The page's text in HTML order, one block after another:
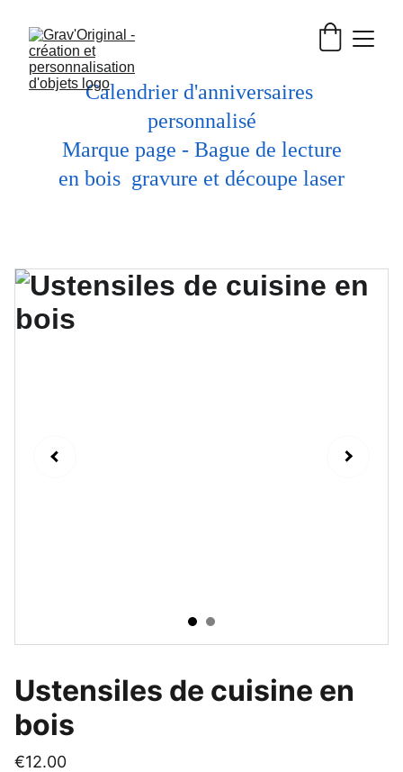
Calendrier d'anniversaires
personnalisé
en bois  gravure et découpe laser
Ustensiles de cuisine en
bois
€12.00